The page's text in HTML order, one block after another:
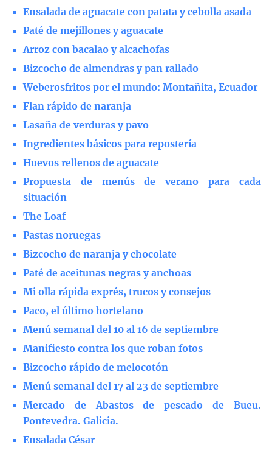
Ensalada de aguacate con patata y cebolla asada
Paté de mejillones y aguacate
Arroz con bacalao y alcachofas
Bizcocho de almendras y pan rallado
Weberosfritos por el mundo: Montañita, Ecuador
Flan rápido de naranja
Lasaña de verduras y pavo
Ingredientes básicos para repostería
Huevos rellenos de aguacate
Propuesta de menús de verano para cada
situación
The Loaf
Pastas noruegas
Bizcocho de naranja y chocolate
Paté de aceitunas negras y anchoas
Mi olla rápida exprés, trucos y consejos
Paco, el último hortelano
Menú semanal del 10 al 16 de septiembre
Manifiesto contra los que roban fotos
Bizcocho rápido de melocotón
Menú semanal del 17 al 23 de septiembre
Mercado de Abastos de pescado de Bueu.
Pontevedra. Galicia.
Ensalada César